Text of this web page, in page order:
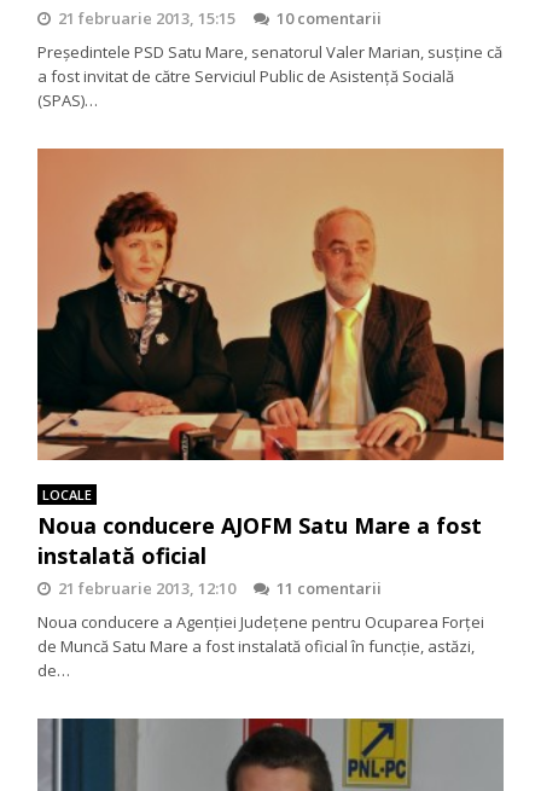
21 februarie 2013, 15:15
10 comentarii
Preşedintele PSD Satu Mare, senatorul Valer Marian, susţine că
a fost invitat de către Serviciul Public de Asistenţă Socială
(SPAS)…
LOCALE
Noua conducere AJOFM Satu Mare a fost
instalată oficial
21 februarie 2013, 12:10
11 comentarii
Noua conducere a Agenţiei Judeţene pentru Ocuparea Forţei
de Muncă Satu Mare a fost instalată oficial în funcţie, astăzi,
de…